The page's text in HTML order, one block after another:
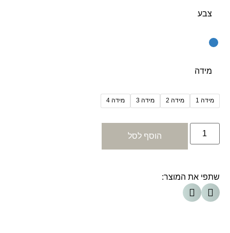
צבע
מידה
מידה 1 מידה 2 מידה 3 מידה 4
הוסף לסל
שתפי את המוצר: